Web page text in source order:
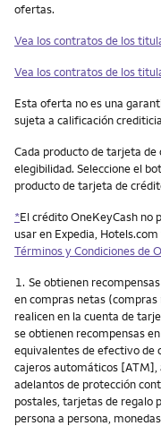
ofertas.
Vea los contratos de los
Vea los contratos de los
Esta oferta no es una
sujeta a calificación
Cada producto de tarjeta
elegibilidad. Seleccione el
producto de tarjeta de
*El crédito OneKeyCash no
usar en Expedia,
Términos y Condiciones de
Nota
1. Se obtienen
en compras netas
realicen en la cuenta de
se obtienen recompensas
equivalentes de efectivo de
cajeros automáticos [ATM],
adelantos de protección
postales, tarjetas de regalo
persona a persona,